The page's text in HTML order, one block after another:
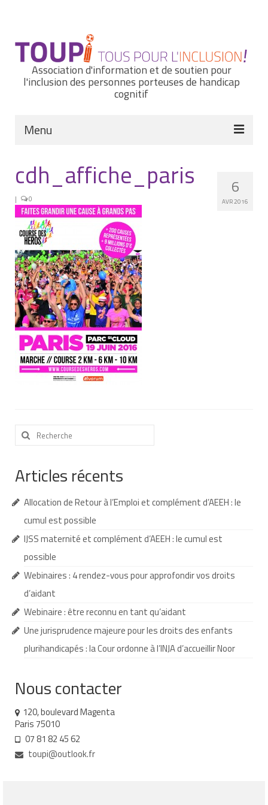
Association d'information et de soutien pour
l'inclusion des personnes porteuses de handicap
cognitif
Menu
Actualités
Nous connaître
Notre histoire
Nos missions et nos valeurs
Notre équipe
Nous contacter
Nos partenaires
Nos livres
Nos livres adaptés
Soins bucco-dentaires
Aide aux démarches
Projet de vie
Demande d’allocations
Taux de handicap et carte d’invalidité
Demande d’AVS
Autres aides financières
Aides municipales
Aides destinées aux fonctionnaires
Aide aux démarches relatives à la
scolarisation
6
AVR 2016
cdh_affiche_paris
| 0
Rechercher
:
Articles récents
Allocation de Retour à l’Emploi et complément d’AEEH : le
cumul est possible
IJSS maternité et complément d’AEEH : le cumul est
possible
Webinaires : 4 rendez-vous pour approfondir vos droits
d’aidant
Webinaire : être reconnu en tant qu’aidant
Une jurisprudence majeure pour les droits des enfants
plurihandicapés : la Cour ordonne à l’INJA d’accueillir Noor
Nous contacter
120, boulevard Magenta
Paris 75010
07 81 82 45 62
toupi@outlook.fr